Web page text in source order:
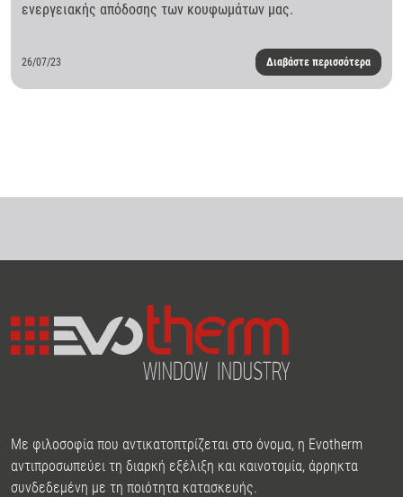
ενεργειακής απόδοσης των κουφωμάτων μας.
26/07/23 Διαβάστε περισσότερα
Με φιλοσοφία που αντικατοπτρίζεται στο όνομα, η Evotherm
αντιπροσωπεύει τη διαρκή εξέλιξη και καινοτομία, άρρηκτα
συνδεδεμένη με τη ποιότητα κατασκευής.